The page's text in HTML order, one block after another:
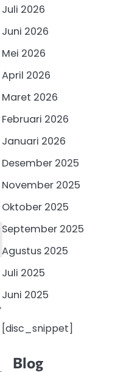
Juli 2026
Juni 2026
Mei 2026
April 2026
Maret 2026
Februari 2026
Januari 2026
Desember 2025
November 2025
Oktober 2025
September 2025
Agustus 2025
Juli 2025
Juni 2025
[disc_snippet]
Blog